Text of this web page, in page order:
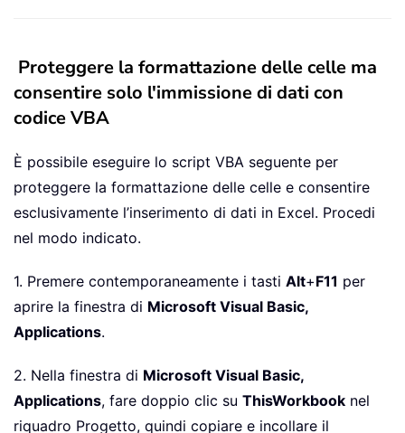
Proteggere la formattazione delle celle ma
consentire solo l'immissione di dati con
codice VBA
È possibile eseguire lo script VBA seguente per
proteggere la formattazione delle celle e consentire
esclusivamente l’inserimento di dati in Excel. Procedi
nel modo indicato.
1. Premere contemporaneamente i tasti Alt+F11 per
aprire la finestra di Microsoft Visual Basic,
Applications.
2. Nella finestra di Microsoft Visual Basic,
Applications, fare doppio clic su ThisWorkbook nel
riquadro Progetto, quindi copiare e incollare il